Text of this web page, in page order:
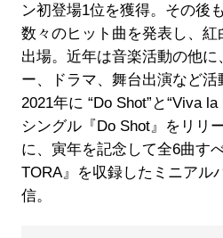
ン初登場1位を獲得。その後
数々のヒット曲を発表し、紅
出場。近年は音楽活動の他に
ー、ドラマ、舞台出演など活
2021年に “Do Shot”と“Viva
シングル『Do Shot』をリリ
に、寅年を記念して全6曲す
TORA』を収録したミニアル
信。